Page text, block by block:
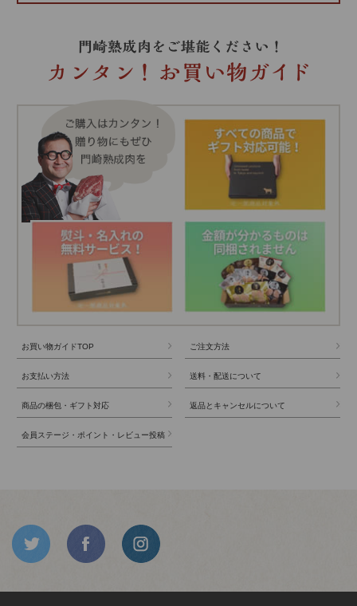
お買い物ガイドTOP ご注文方法
お支払い方法 送料・配送について
商品の梱包・ギフト対応 返品とキャンセルについて
会員ステージ・ポイント・レビュー投稿